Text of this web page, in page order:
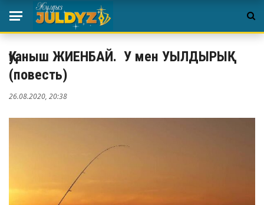
Қуаныш ЖИЕНБАЙ. У мен УЫЛДЫРЫҚ
(повесть)
26.08.2020, 20:38